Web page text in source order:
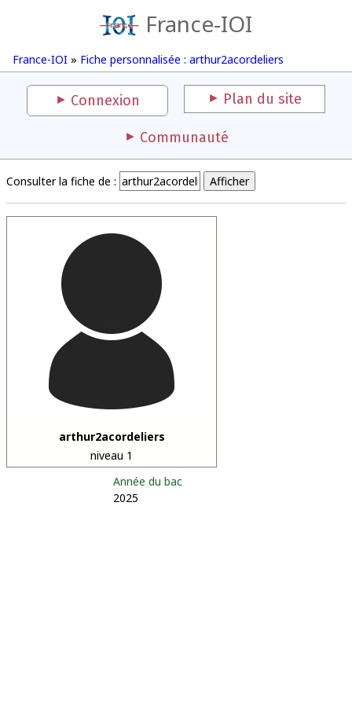
France-IOI
France-IOI » Fiche personnalisée : arthur2acordeliers
Connexion Plan du site
Communauté
Consulter la fiche de :
arthur2acordeliers
niveau 1
Année du bac
2025